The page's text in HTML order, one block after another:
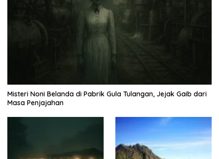
Misteri Noni Belanda di Pabrik Gula Tulangan, Jejak Gaib dari
Masa Penjajahan